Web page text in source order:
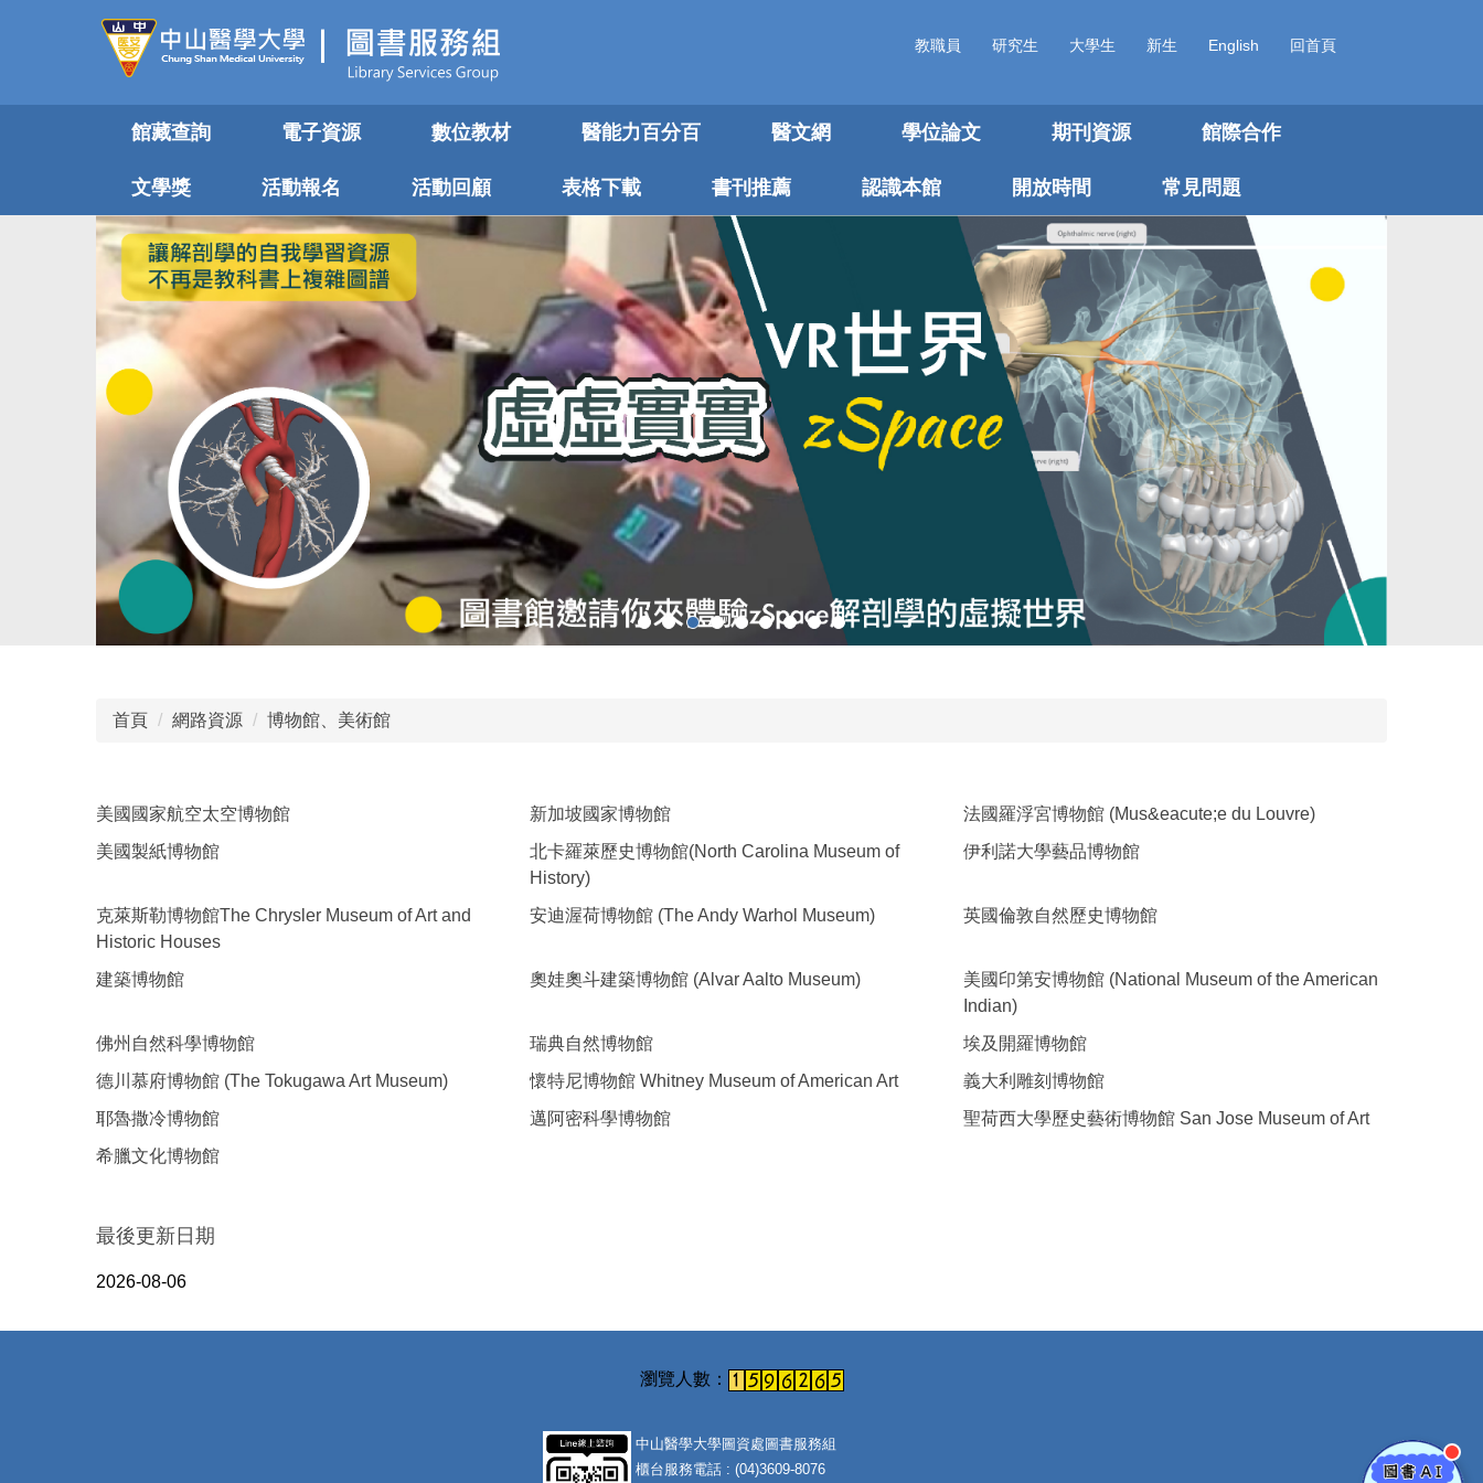
教職員 研究生 大學生 新生 English 回首頁
館藏查詢 電子資源 數位教材 醫能力百分百 醫文網 學位論文 期刊資源 館際合作
文學獎 活動報名 活動回顧 表格下載 書刊推薦 認識本館 開放時間 常見問題
首頁 網路資源 博物館、美術館
美國國家航空太空博物館 新加坡國家博物館
法國羅浮宮博物館 (Mus&eacute;e du Louvre)
美國製紙博物館
北卡羅萊歷史博物館(North Carolina Museum of
History)
伊利諾大學藝品博物館
克萊斯勒博物館The Chrysler Museum of Art and
Historic Houses
安迪渥荷博物館 (The Andy Warhol Museum) 英國倫敦自然歷史博物館
建築博物館 奧娃奧斗建築博物館 (Alvar Aalto Museum)
美國印第安博物館 (National Museum of the American
Indian)
佛州自然科學博物館
瑞典自然博物館
埃及開羅博物館
德川慕府博物館 (The Tokugawa Art Museum)
懷特尼博物館 Whitney Museum of American Art
義大利雕刻博物館
耶魯撒冷博物館
邁阿密科學博物館
聖荷西大學歷史藝術博物館 San Jose Museum of Art
希臘文化博物館
最後更新日期
2026-08-06
中山醫學大學圖資處圖書服務組
櫃台服務電話 : (04)3609-8076